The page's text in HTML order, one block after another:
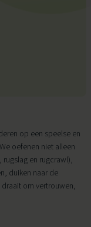
op een speelse en
oefenen niet alleen
en rugcrawl),
duiken naar de
om vertrouwen,